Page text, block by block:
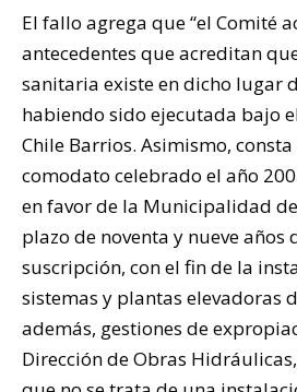
El fallo agrega que “el Comité
antecedentes que acreditan
sanitaria existe en dicho lugar
habiendo sido ejecutada bajo
Chile Barrios. Asimismo,
comodato celebrado el año
en favor de la Municipalidad
plazo de noventa y nueve años
suscripción, con el fin de la
sistemas y plantas elevadoras
además, gestiones de
Dirección de Obras